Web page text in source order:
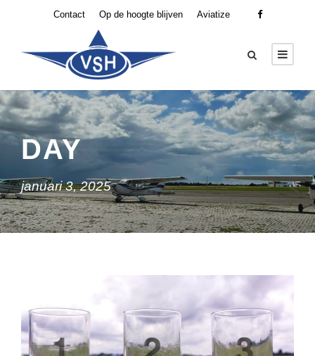
Contact Op de hoogte blijven Aviatize
DAY
januari 3, 2025